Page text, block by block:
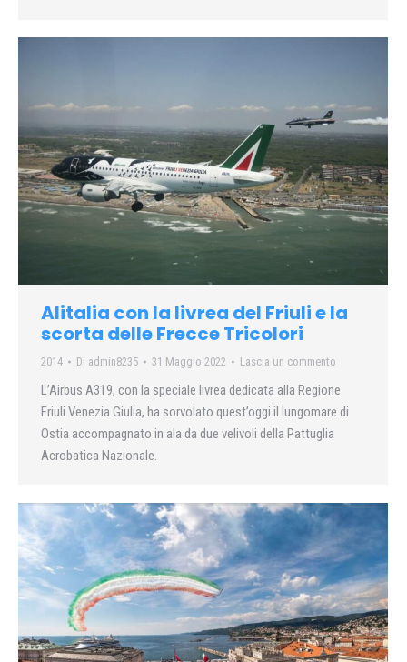
Alitalia con la livrea del Friuli e la
scorta delle Frecce Tricolori
2014 Di admin8235 31 Maggio 2022 Lascia un commento
L’Airbus A319, con la speciale livrea dedicata alla Regione
Friuli Venezia Giulia, ha sorvolato quest’oggi il lungomare di
Ostia accompagnato in ala da due velivoli della Pattuglia
Acrobatica Nazionale.